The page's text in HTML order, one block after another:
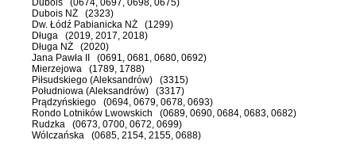
Dubois NŻ (2323)
Dw. Łódź Pabianicka NŻ (1299)
Długa (2019, 2017, 2018)
Długa NŻ (2020)
Jana Pawła II (0691, 0681, 0680, 0692)
Mierzejowa (1789, 1788)
Piłsudskiego (Aleksandrów) (3315)
Południowa (Aleksandrów) (3317)
Prądzyńskiego (0694, 0679, 0678, 0693)
Rondo Lotników Lwowskich (0689, 0690, 0684, 0683, 0682)
Rudzka (0673, 0700, 0672, 0699)
Wólczańska (0685, 2154, 2155, 0688)